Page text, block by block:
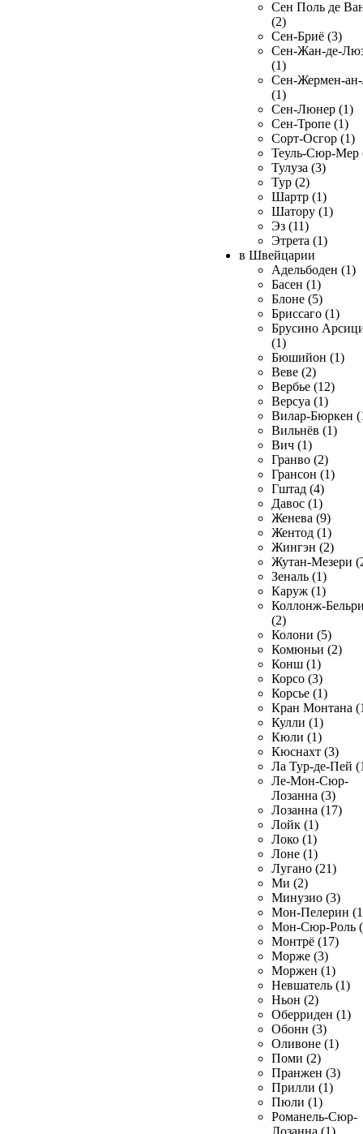
Сен Поль де
(2)
Сен-Бриё (3)
Сен-Жан-де-
(1)
Сен-Жермен-
(1)
Сен-Люнер (1)
Сен-Тропе (1)
Сорт-Осгор (1)
Теуль-Сюр-Мер
Тулуза (3)
Тур (2)
Шартр (1)
Шатору (1)
Эз (11)
Этрета (1)
в Швейцарии
Адельбоден (1)
Басен (1)
Блоне (5)
Бриссаго (1)
Брусино
(1)
Бюшийон (1)
Веве (2)
Вербье (12)
Версуа (1)
Вилар-Бюркен
Вильнёв (1)
Вич (1)
Гранво (2)
Грансон (1)
Гштад (4)
Давос (1)
Женева (9)
Жентод (1)
Жингэн (2)
Жутан-Мезери
Зеналь (1)
Каруж (1)
Коллонж-
(2)
Колони (5)
Комюньи (2)
Конш (1)
Корсо (3)
Корсье (1)
Кран Монтана
Кулли (1)
Кюли (1)
Кюснахт (3)
Ла Тур-де-Пей
Ле-Мон-Сюр-
Лозанна (3)
Лозанна (17)
Лойк (1)
Локо (1)
Лоне (1)
Лугано (21)
Ми (2)
Минузио (3)
Мон-Пелерин
Мон-Сюр-Роль
Монтрё (17)
Морже (3)
Моржен (1)
Невшатель (1)
Ньон (2)
Оберриден (1)
Обонн (3)
Оливоне (1)
Поми (2)
Пранжен (3)
Прилли (1)
Пюли (1)
Романель-Сюр-
Лозанна (1)